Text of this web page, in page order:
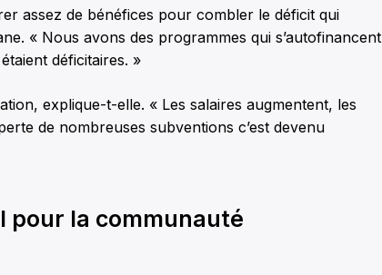
assez de bénéfices pour combler le déficit qui
« Nous avons des programmes qui s’autofinancent
déficitaires. »
explique-t-elle. « Les salaires augmentent, les
de nombreuses subventions c’est devenu
pour la communauté